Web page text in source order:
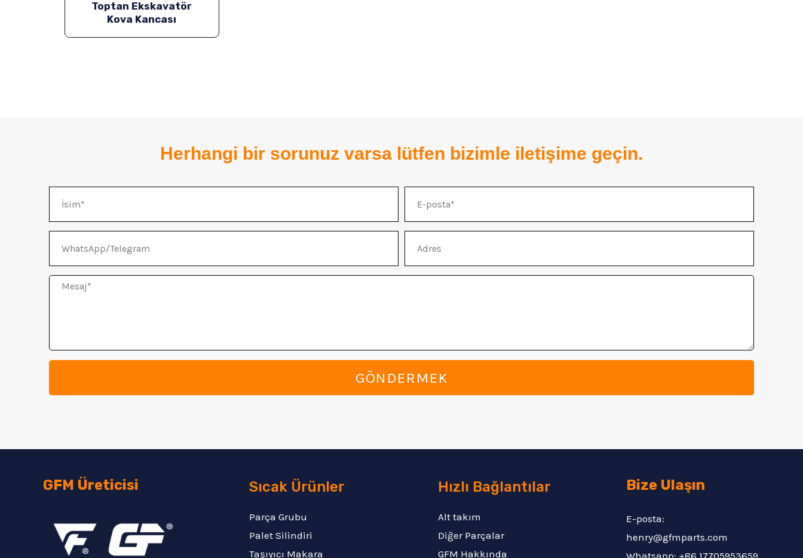
Toptan Ekskavatör
Kova Kancası
Herhangi bir sorunuz varsa lütfen bizimle iletişime geçin.
posta
Mesaj
GÖNDERMEK
GFM Üreticisi Sıcak Ürünler
Parça Grubu
Palet Silindiri
Taşıyıcı Makara
Hızlı Bağlantılar
Alt takım
Diğer Parçalar
GFM Hakkında
Bize Ulaşın
E-posta:
henry@gfmparts.com
Whatsapp: +86 17705953659